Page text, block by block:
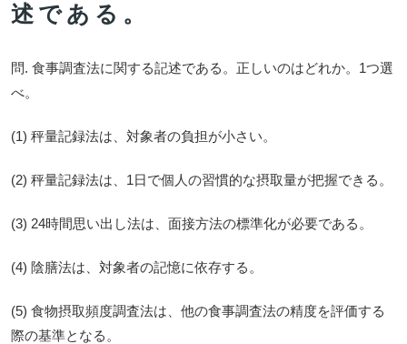
述である。
問. 食事調査法に関する記述である。正しいのはどれか。1つ選
べ。
(1) 秤量記録法は、対象者の負担が小さい。
(2) 秤量記録法は、1日で個人の習慣的な摂取量が把握できる。
(3) 24時間思い出し法は、面接方法の標準化が必要である。
(4) 陰膳法は、対象者の記憶に依存する。
(5) 食物摂取頻度調査法は、他の食事調査法の精度を評価する
際の基準となる。